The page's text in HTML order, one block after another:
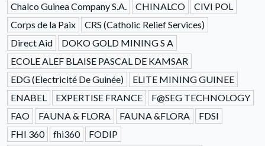
Chalco Guinea Company S.A.
CHINALCO
CIVI POL
Corps de la Paix
CRS (Catholic Relief Services)
Direct Aid
DOKO GOLD MINING S A
ECOLE ALEF BLAISE PASCAL DE KAMSAR
EDG (Electricité De Guinée)
ELITE MINING GUINEE
ENABEL
EXPERTISE FRANCE
F@SEG TECHNOLOGY
FAO
FAUNA & FLORA FAUNA &FLORA
FDSI
FHI 360
fhi360
FODIP